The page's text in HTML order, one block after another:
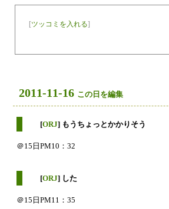
[ツッコミを入れる]
2011-11-16 この日を編集
[ORJ] もうちょっとかかりそう
＠15日PM10：32
[ORJ] した
＠15日PM11：35